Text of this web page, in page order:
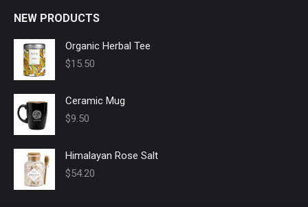
NEW PRODUCTS
Organic Herbal Tee
$15.50
Ceramic Mug
$9.50
Himalayan Rose Salt
$54.20